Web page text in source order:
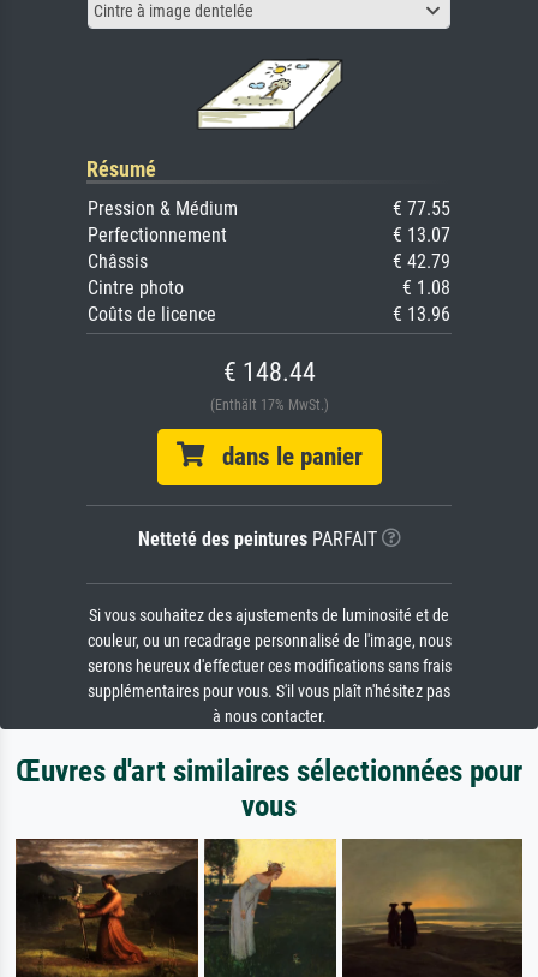
Cintre à image dentelée
Résumé
Pression & Médium
€ 77.55
Perfectionnement
€ 13.07
Châssis
€ 42.79
Cintre photo
€ 1.08
Coûts de licence
€ 13.96
€ 148.44
(Enthält 17% MwSt.)
dans le panier
Netteté des peinturesPARFAIT
Si vous souhaitez des ajustements de luminosité et de
couleur, ou un recadrage personnalisé de l'image, nous
serons heureux d'effectuer ces modifications sans frais
supplémentaires pour vous. S'il vous plaît n'hésitez pas
à nous contacter.
Œuvres d'art similaires sélectionnées pour
vous